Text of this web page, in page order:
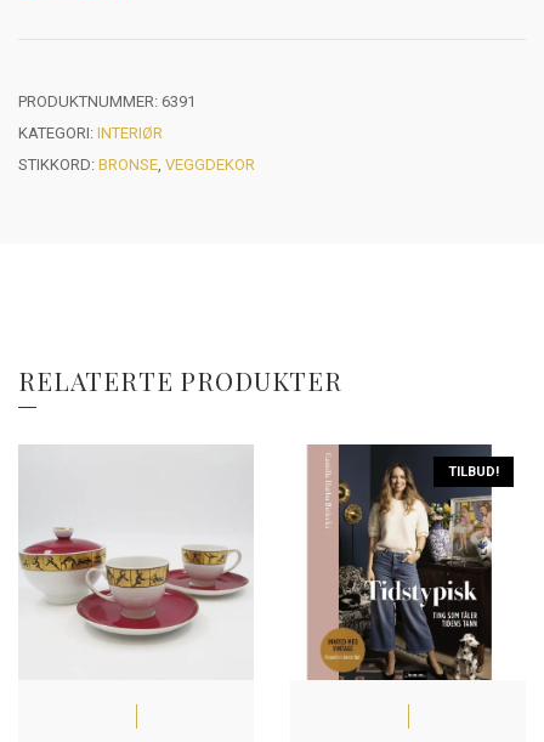
PRODUKTNUMMER: 6391
KATEGORI: INTERIØR
STIKKORD: BRONSE VEGGDEKOR
RELATERTE PRODUKTER
TILBUD!